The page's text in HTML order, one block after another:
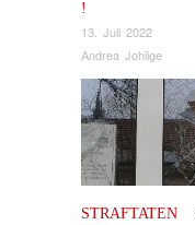
!
13. Juli 2022
Andrea Johlige
STRAFTATEN